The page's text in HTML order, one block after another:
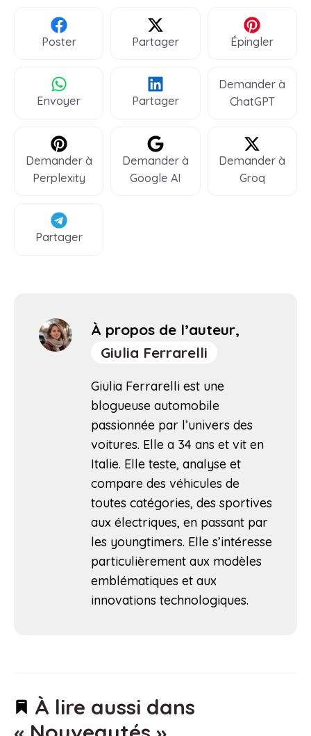
Poster Partager Épingler
Envoyer Partager
Demander à
ChatGPT
Demander à
Perplexity
Demander à
Google AI
Demander à
Groq
Partager
À propos de l’auteur,
Giulia Ferrarelli
Giulia Ferrarelli est une
blogueuse automobile
passionnée par l’univers des
voitures. Elle a 34 ans et vit en
Italie. Elle teste, analyse et
compare des véhicules de
toutes catégories, des sportives
aux électriques, en passant par
les youngtimers. Elle s’intéresse
particulièrement aux modèles
emblématiques et aux
innovations technologiques.
À lire aussi dans